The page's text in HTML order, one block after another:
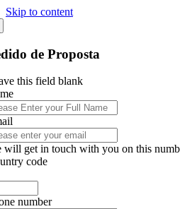
Skip to content
de Proposta
this field blank
will get in touch with you on this
code
number